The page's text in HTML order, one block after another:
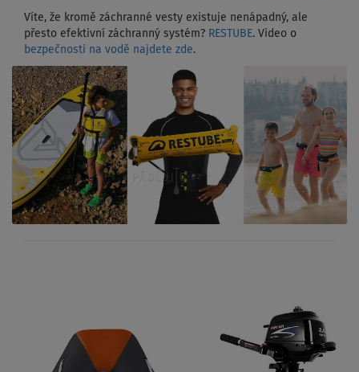
Víte, že kromě záchranné vesty existuje nenápadný, ale
přesto efektivní záchranný systém? RESTUBE. Video o
bezpečnosti na vodě najdete zde.